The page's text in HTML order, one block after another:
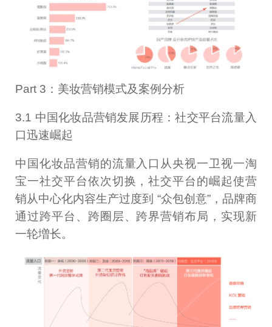
Part 3：美妆营销模式及案例分析
3.1 中国化妆品营销发展历程：社交平台流量入
口迅速崛起
中国化妆品营销的流量入口从央视一卫视一淘
宝一社交平台依次切换，社交平台的崛起使营
销从中心化内容生产过度到 “众包创意”，品牌商
通过跨平台、跨圈层、跨界营销布局，实现新
一轮増长。